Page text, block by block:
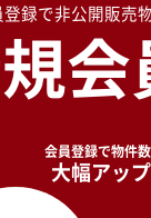
録で非公開販売
会員登録で物件
大幅アッ